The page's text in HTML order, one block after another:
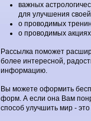
важных
для улучшения
о проводимых
о проводимых
Рассылка поможет
более интересной,
информацию.
Вы можете оформить
форм. А если она Вам
способ улучшить мир -